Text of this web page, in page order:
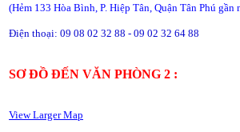
(Hẻm 133 Hòa Bình, P. Hiệp Tân, Quận Tân Phú
Điện thoại: 09 08 02 32 88 - 09 02 32 64 88
SƠ ĐỒ ĐẾN VĂN PHÒNG 2 :
View Larger Map